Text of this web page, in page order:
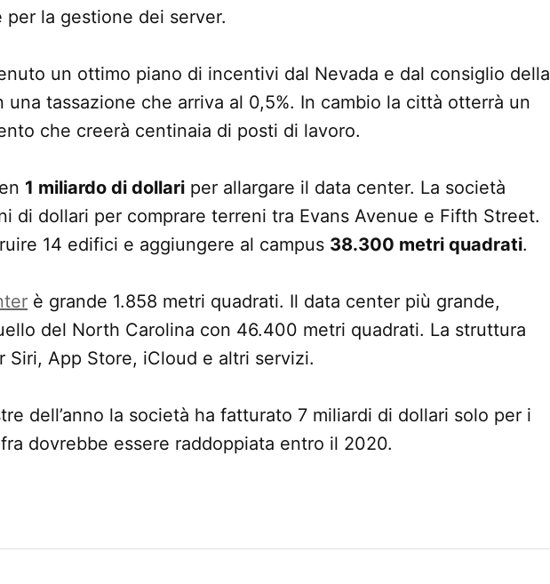
per la gestione dei server.
un ottimo piano di incentivi dal Nevada e dal consiglio della
una tassazione che arriva al 0,5%. In cambio la città otterrà un
che creerà centinaia di posti di lavoro.
1 miliardo di dollari per allargare il data center. La società
di dollari per comprare terreni tra Evans Avenue e Fifth Street.
14 edifici e aggiungere al campus 38.300 metri quadrati.
è grande 1.858 metri quadrati. Il data center più grande,
del North Carolina con 46.400 metri quadrati. La struttura
Siri, App Store, iCloud e altri servizi.
dell’anno la società ha fatturato 7 miliardi di dollari solo per i
dovrebbe essere raddoppiata entro il 2020.